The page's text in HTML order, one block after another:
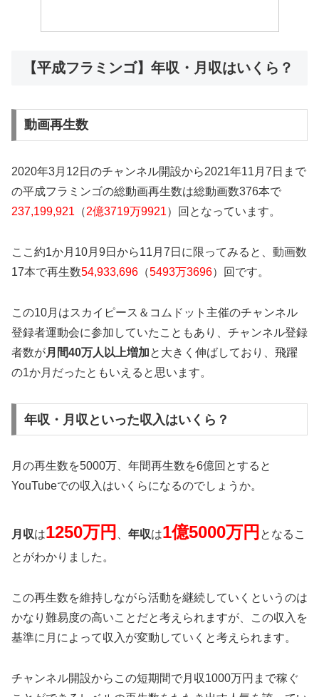
【平成フラミンゴ】年収・月収はいくら？
動画再生数
2020年3月12日のチャンネル開設から2021年11月7日まで
の平成フラミンゴの総動画再生数は総動画数376本で
237,199,921 （2億3719万9921）回となっています。
ここ約1か月 10月9日から11月7日に限ってみると
、動画数
17本で再生数54,933,696 （5493万3696）回です。
この10月はスカイピース＆コムドット主催のチャンネル
登録者運動会に参加していたこともあり、チャンネル登録
者数が月間40万人以上増加と大きく伸ばしており、飛躍
の1か月だったともいえると思います。
年収・月収といった収入はいくら？
月の再生数を5000万、年間再生数を6億回とすると
YouTubeでの収入はいくらになるのでしょうか。
月収は1250万円 年収は1億5000万円 となるこ
とがわかりました。
この再生数を維持しながら活動を継続していくというのは
かなり難易度の高いことだと考えられますが、この収入を
基準に月によって収入が変動していくと考えられます。
チャンネル開設からこの短期間で月収1000万円まで稼ぐ